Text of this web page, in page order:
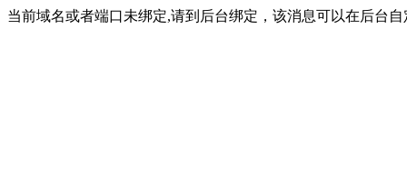
当前域名或者端口未绑定,请到后台绑定，该消息可以在后台自